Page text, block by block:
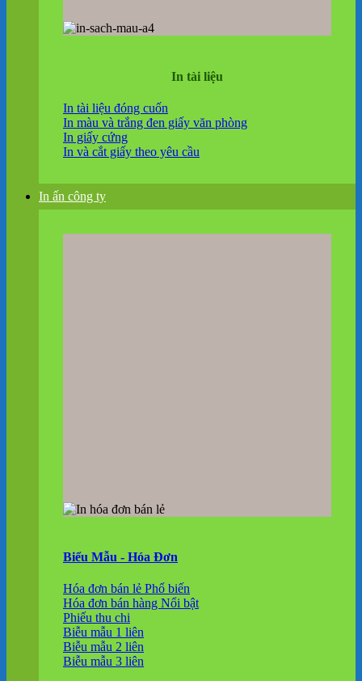
In tài liệu
In tài liệu đóng cuốn
In màu và trắng đen giấy văn phòng
In giấy cứng
In và cắt giấy theo yêu cầu
In ấn công ty
Biểu Mẫu - Hóa Đơn
Hóa đơn bán lẻ
Hóa đơn bán hàng
Phiếu thu chi
Biễu mẫu 1 liên
Biễu mẫu 2 liên
Biễu mẫu 3 liên